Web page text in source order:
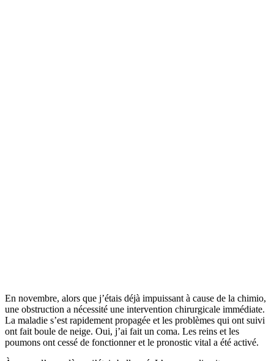
En novembre, alors que j’étais déjà impuissant à cause de la chimio,
une obstruction a nécessité une intervention chirurgicale immédiate.
La maladie s’est rapidement propagée et les problèmes qui ont suivi
ont fait boule de neige. Oui, j’ai fait un coma. Les reins et les
poumons ont cessé de fonctionner et le pronostic vital a été activé.